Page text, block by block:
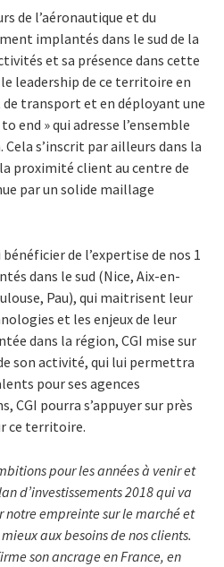
de l’aéronautique et du
implantés dans le sud de la
et sa présence dans cette
leadership de ce territoire en
de transport et en déployant une
end » qui adresse l’ensemble
s’inscrit par ailleurs dans la
proximité client au centre de
par un solide maillage
de l’expertise de nos 1
dans le sud (Nice, Aix-en-
Pau), qui maitrisent leur
et les enjeux de leur
dans la région, CGI mise sur
son activité, qui lui permettra
pour ses agences
CGI pourra s’appuyer sur près
ce territoire.
pour les années à venir et
d’investissements 2018 qui va
empreinte sur le marché et
aux besoins de nos clients.
son ancrage en France, en